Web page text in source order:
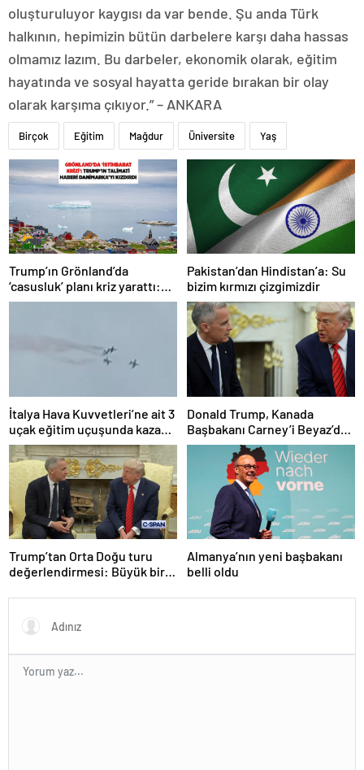
oluşturuluyor kaygısı da var bende. Şu anda Türk
halkının, hepimizin bütün darbelere karşı daha hassas
olmamız lazım. Bu darbeler, ekonomik olarak, eğitim
hayatında ve sosyal hayatta geride bırakan bir olay
olarak karşıma çıkıyor.” – ANKARA
Birçok Eğitim Mağdur Üniversite Yaş
Trump’ın Grönland’da
‘casusluk’ planı kriz yarattı:
Danimarka ABD elçisini
Pakistan’dan Hindistan’a: Su
bizim kırmızı çizgimizdir
İtalya Hava Kuvvetleri’ne ait 3
uçak eğitim uçuşunda kaza
yaptı
Donald Trump, Kanada
Başbakanı Carney’i Beyaz’da
ağırladı
Trump’tan Orta Doğu turu
değerlendirmesi: Büyük bir
Almanya’nın yeni başbakanı
belli oldu